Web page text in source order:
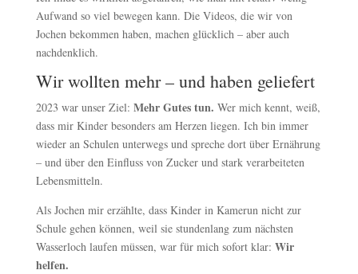
Aufwand so viel bewegen kann. Die Videos, die wir von
Jochen bekommen haben, machen glücklich – aber auch
nachdenklich.
Wir wollten mehr – und haben geliefert
2023 war unser Ziel: Mehr Gutes tun. Wer mich kennt, weiß,
dass mir Kinder besonders am Herzen liegen. Ich bin immer
wieder an Schulen unterwegs und spreche dort über Ernährung
– und über den Einfluss von Zucker und stark verarbeiteten
Lebensmitteln.
Als Jochen mir erzählte, dass Kinder in Kamerun nicht zur
Schule gehen können, weil sie stundenlang zum nächsten
Wasserloch laufen müssen, war für mich sofort klar: Wir
helfen.